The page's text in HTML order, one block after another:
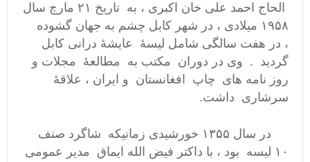
الحاج احمد علی خان اکبری ، به تاریخ ۲۱ مارچ سال
۱۹۵۸ میلادی ، در شهر کابل چشم به جهان گشوده
، در هفت سالگی شامل لیسهٔ عایشهٔ درانی کابل
گردید . وی در دوران مکتب به مطالعهٔ مجلات و
روز نامه های چاپ افغانستان و ایران ، علاقهٔ
سرشاری داشت.
در سال ۱۳۵۵ خورشیدی زمانیکه شاگرد صنف
۱۰ لیسه بود ، با داکتر فیض الله ایماق مدیر عمومی